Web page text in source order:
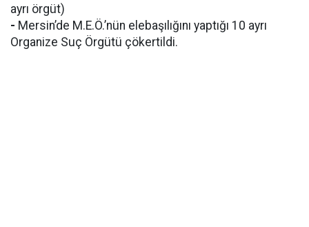
ayrı örgüt)
- Mersin’de M.E.Ö.’nün elebaşılığını yaptığı 10 ayrı
Organize Suç Örgütü çökertildi.